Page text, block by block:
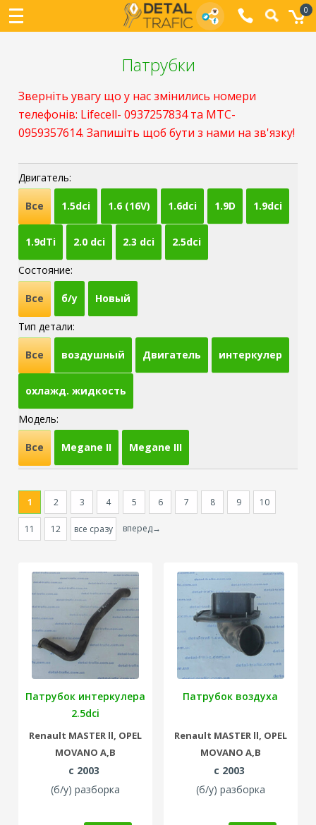
0
Патрубки
Зверніть увагу що у нас змінились номери
телефонів: Lifecell- 0937257834 та МТС-
0959357614. Запишіть щоб бути з нами на зв'язку!
Двигатель:
Все 1.5dci 1.6 (16V) 1.6dci 1.9D 1.9dci
1.9dTi 2.0 dci 2.3 dci 2.5dci
Состояние:
Все б/у Новый
Тип детали:
Все воздушный Двигатель интеркулер
охлажд. жидкость
Модель:
Все Megane II Megane III
1 2 3 4 5 6 7 8 9 10
11 12 все сразу вперед→
Патрубок интеркулера
2.5dci
Renault MASTER ll, OPEL
MOVANO A,B
с 2003
(б/у) разборка
Патрубок воздуха
Renault MASTER ll, OPEL
MOVANO A,B
с 2003
(б/у) разборка